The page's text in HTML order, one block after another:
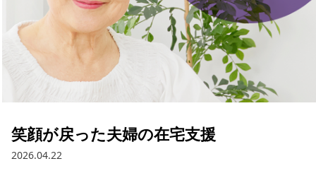
笑顔が戻った夫婦の在宅支援
2026.04.22